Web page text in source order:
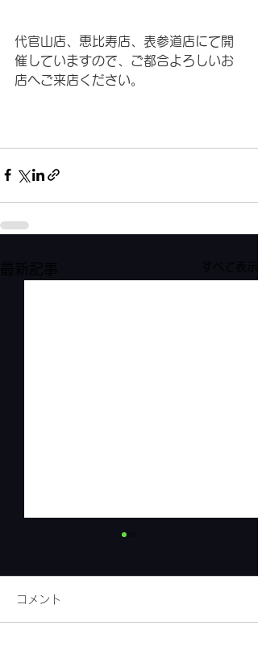
代官山店、恵比寿店、表参道店にて開
催していますので、ご都合よろしいお
店へご来店ください。
コメント